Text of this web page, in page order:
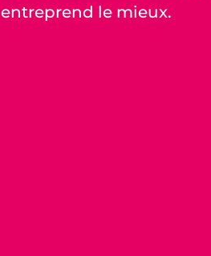
entreprend le mieux.